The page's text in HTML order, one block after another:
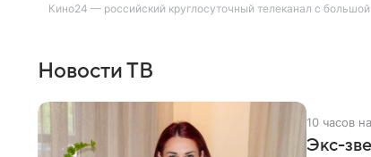
Кино24 — российский круглосуточный телеканал с
Новости ТВ
10 часов
Экс-